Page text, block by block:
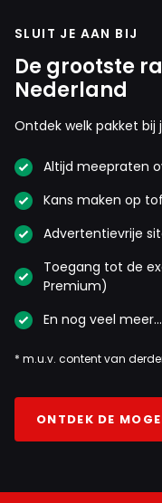
SLUIT JE AAN BIJ
De grootste
Nederland
Ontdek welk pakket bij
Altijd meepraten
Kans maken op
Advertentievrije
Toegang tot de
Premium)
En nog veel meer…
* m.u.v. content van
ONTDEK DE